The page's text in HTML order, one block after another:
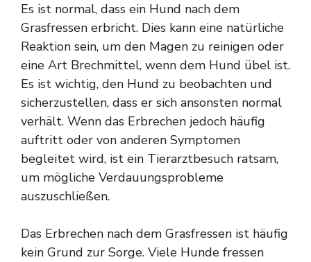
Es ist normal, dass ein Hund nach dem
Grasfressen erbricht. Dies kann eine natürliche
Reaktion sein, um den Magen zu reinigen oder
eine Art Brechmittel, wenn dem Hund übel ist.
Es ist wichtig, den Hund zu beobachten und
sicherzustellen, dass er sich ansonsten normal
verhält. Wenn das Erbrechen jedoch häufig
auftritt oder von anderen Symptomen
begleitet wird, ist ein Tierarztbesuch ratsam,
um mögliche Verdauungsprobleme
auszuschließen.
Das Erbrechen nach dem Grasfressen ist häufig
kein Grund zur Sorge. Viele Hunde fressen